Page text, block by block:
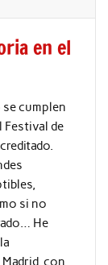
en el
cumplen
Festival de
si no
He
con